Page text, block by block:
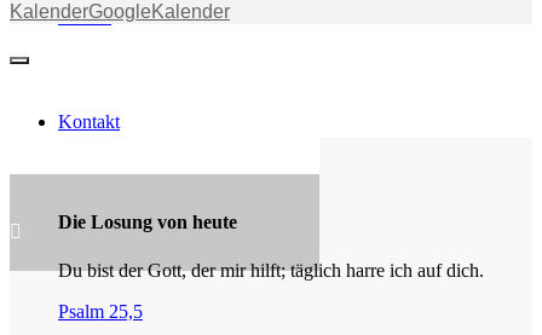
Stream
Kontakt
KalenderGoogleKalender
Die Losung von heute
Du bist der Gott, der mir hilft; täglich harre ich auf dich.
Psalm 25,5